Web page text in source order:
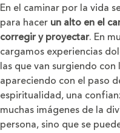
En el caminar por la vida
para hacer un alto en el
corregir y proyectar. En
cargamos experiencias
las que van surgiendo
apareciendo con el paso
espiritualidad, una
muchas imágenes de la
persona, sino que se